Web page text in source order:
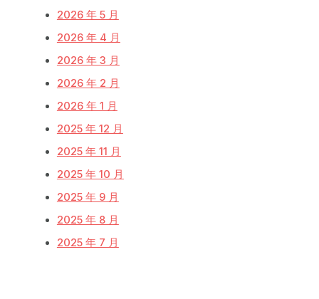
2026 年 5 月
2026 年 4 月
2026 年 3 月
2026 年 2 月
2026 年 1 月
2025 年 12 月
2025 年 11 月
2025 年 10 月
2025 年 9 月
2025 年 8 月
2025 年 7 月